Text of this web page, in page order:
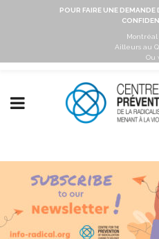
POUR FAIRE UNE
Montréal :
Ailleurs au
Ou